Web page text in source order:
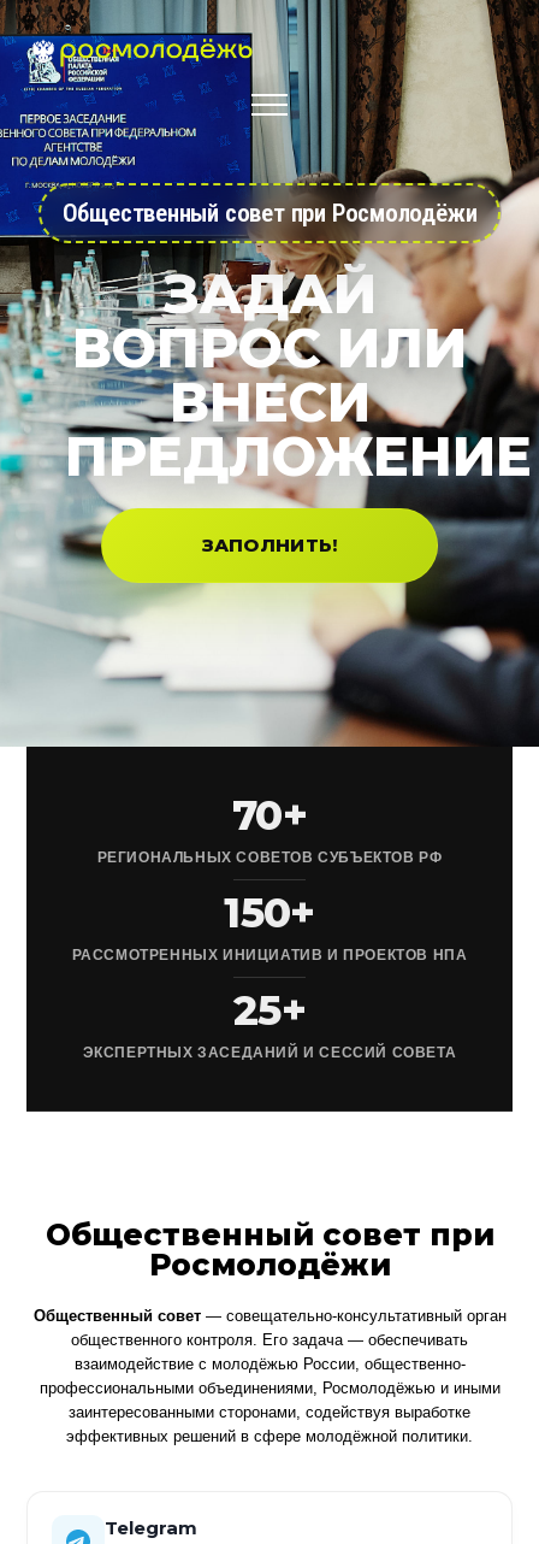
Общественный совет при Росмолодёжи
ЗАДАЙ
ВОПРОС ИЛИ
ВНЕСИ
ПРЕДЛОЖЕНИЕ
ЗАПОЛНИТЬ!
70+
РЕГИОНАЛЬНЫХ СОВЕТОВ СУБЪЕКТОВ РФ
150+
РАССМОТРЕННЫХ ИНИЦИАТИВ И ПРОЕКТОВ НПА
25+
ЭКСПЕРТНЫХ ЗАСЕДАНИЙ И СЕССИЙ СОВЕТА
Общественный совет при
Росмолодёжи
Общественный совет— совещательно-консультативный орган
общественного контроля. Его задача — обеспечивать
взаимодействие с молодёжью России, общественно-
профессиональными объединениями, Росмолодёжью и иными
заинтересованными сторонами, содействуя выработке
эффективных решений в сфере молодёжной политики.
Telegram